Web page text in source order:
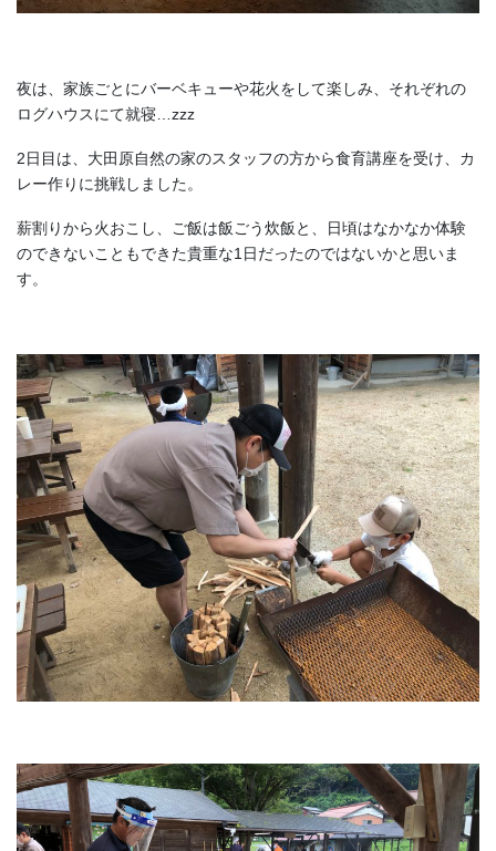
夜は、家族ごとにバーベキューや花火をして楽しみ、それぞれの
ログハウスにて就寝…zzz
2日目は、大田原自然の家のスタッフの方から食育講座を受け、カ
レー作りに挑戦しました。
薪割りから火おこし、ご飯は飯ごう炊飯と、日頃はなかなか体験
のできないこともできた貴重な1日だったのではないかと思いま
す。